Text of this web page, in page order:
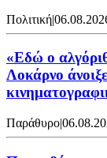
Πολιτική|
«Εδώ ο
Λοκάρνο
Παράθυρο|